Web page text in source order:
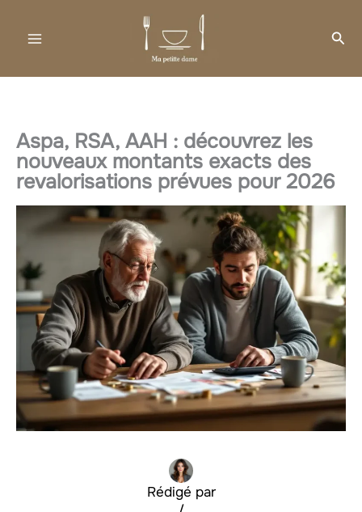
Aspa, RSA, AAH : découvrez les
nouveaux montants exacts des
revalorisations prévues pour 2026
Rédigé par